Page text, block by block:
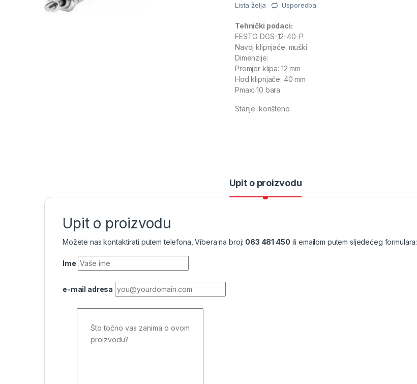
Lista želja Usporedba
Tehnički podaci:
FESTO DGS-12-40-P
Navoj klipnjače: muški
Dimenzije:
Promjer klipa: 12 mm
Hod klipnjače: 40 mm
Pmax: 10 bara
Stanje: korišteno
Upit o proizvodu
Upit o proizvodu
Možete nas kontaktirati putem telefona, Vibera na broj: 063 481 450 ili emailom putem sljedećeg formulara:
Ime
e-mail adresa